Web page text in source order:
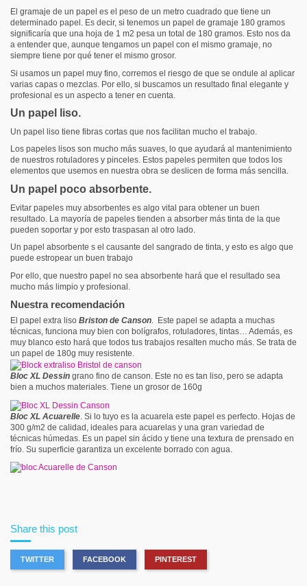
El gramaje de un papel es el peso de un metro cuadrado que tiene un
determinado papel. Es decir, si tenemos un papel de gramaje 180 gramos
significaría que una hoja de 1 m2 pesa un total de 180 gramos. Esto nos da
a entender que, aunque tengamos un papel con el mismo gramaje, no
siempre tiene por qué tener el mismo grosor.
Si usamos un papel muy fino, corremos el riesgo de que se ondule al aplicar
varias capas o mezclas. Por ello, si buscamos un resultado final elegante y
profesional es un aspecto a tener en cuenta.
Un papel liso.
Un papel liso tiene fibras cortas que nos facilitan mucho el trabajo.
Los papeles lisos son mucho más suaves, lo que ayudará al mantenimiento
de nuestros rotuladores y pinceles. Estos papeles permiten que todos los
elementos que usemos en nuestra obra se deslicen de forma más sencilla.
Un papel poco absorbente.
Evitar papeles muy absorbentes es algo vital para obtener un buen
resultado. La mayoría de papeles tienden a absorber más tinta de la que
pueden soportar y por esto traspasan al otro lado.
Un papel absorbente s el causante del sangrado de tinta, y esto es algo que
puede estropear un buen trabajo
Por ello, que nuestro papel no sea absorbente hará que el resultado sea
mucho más limpio y profesional.
Nuestra recomendación
El papel extra liso Briston de Canson. Este papel se adapta a muchas
técnicas, funciona muy bien con bolígrafos, rotuladores, tintas… Además, es
muy blanco esto hará que todos tus trabajos resalten mucho más. Se trata de
un papel de 180g muy resistente.
Bloc XL Dessin grano fino de canson. Este no es tan liso, pero se adapta
bien a muchos materiales. Tiene un grosor de 160g
Bloc XL Acuarelle . Si lo tuyo es la acuarela este papel es perfecto. Hojas de
300 g/m2 de calidad, ideales para acuarelas y una gran variedad de
técnicas húmedas. Es un papel sin ácido y tiene una textura de prensado en
frío. Su superficie garantiza un excelente borrado con agua.
Share this post
TWITTER FACEBOOK PINTEREST